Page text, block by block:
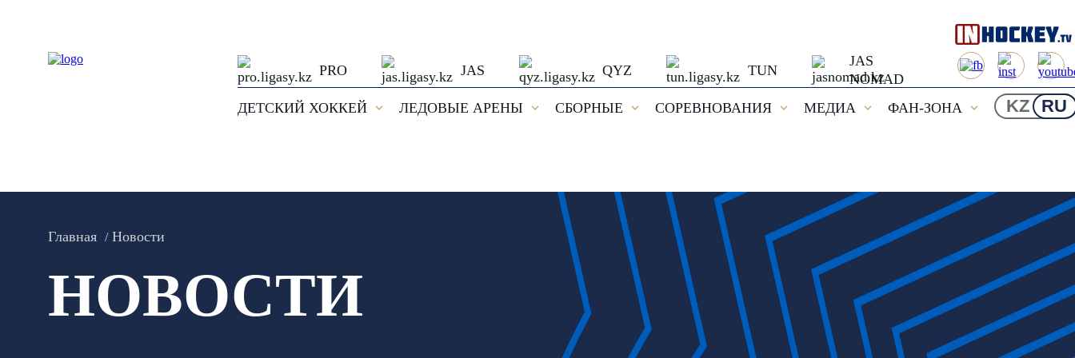
PRO JAS QYZ TUN
JAS
NOMAD
ДЕТСКИЙ ХОККЕЙ
ЛЕДОВЫЕ АРЕНЫ СБОРНЫЕ СОРЕВНОВАНИЯ МЕДИА ФАН-ЗОНА KZ RU
Главная Новости
НОВОСТИ